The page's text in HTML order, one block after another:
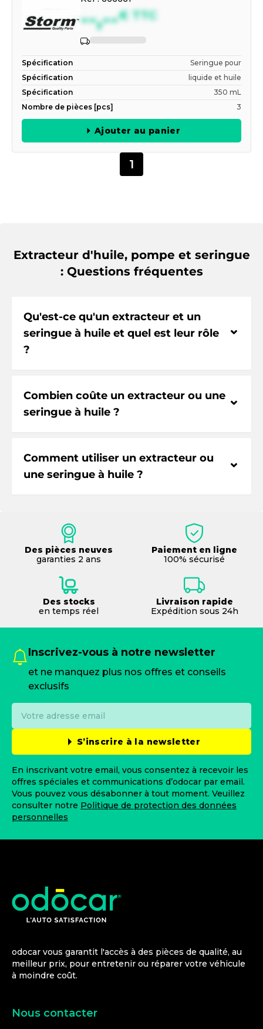
--,--€ TTC
Spécification
Seringue pour
Spécification
liquide et huile
Spécification
350 mL
Nombre de pièces [pcs]
3
Ajouter au panier
1
Extracteur d'huile, pompe et seringue
: Questions fréquentes
Qu'est-ce qu'un extracteur et un
seringue à huile et quel est leur rôle
?
⌃
Combien coûte un extracteur ou une
seringue à huile ?
⌃
Comment utiliser un extracteur ou
une seringue à huile ?
⌃
Des pièces neuves
garanties 2 ans
Paiement en ligne
100% sécurisé
Des stocks
en temps réel
Livraison rapide
Expédition sous 24h
Inscrivez-vous à notre newsletter
et ne manquez plus nos offres et conseils
exclusifs
S’inscrire à la newsletter
En inscrivant votre email, vous consentez à recevoir les
offres spéciales et communications d’odocar par email.
Vous pouvez vous désabonner à tout moment. Veuillez
consulter notre Politique de protection des données
personnelles
odocar vous garantit l'accès à des pièces de qualité, au
meilleur prix, pour entretenir ou réparer votre véhicule
à moindre coût.
Nous contacter